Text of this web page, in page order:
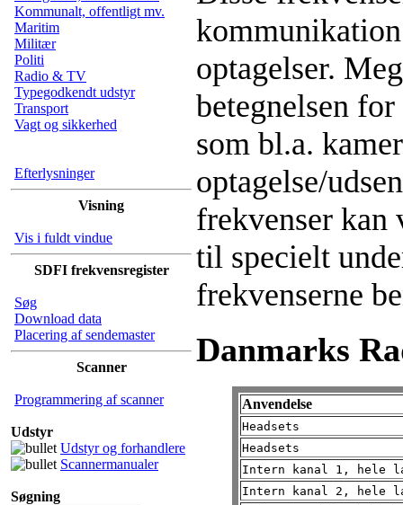
Kommunalt, offentligt mv.
Maritim
Militær
Politi
Radio & TV
Typegodkendt udstyr
Transport
Vagt og sikkerhed
Efterlysninger
Visning
Vis i fuldt vindue
SDFI frekvensregister
Søg
Download data
Placering af sendemaster
Scanner
Programmering af scanner
Udstyr
Udstyr og forhandlere
Scannermanualer
Søgning
optagelser.
betegnelsen
som bl.a.
optagelse/
frekvenser kan
til specielt
frekvenserne
Danmarks
Anvendelse
Headsets
Headsets
Intern kanal 1, hele
Intern kanal 2, hele